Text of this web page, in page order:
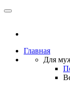
Главная
Для